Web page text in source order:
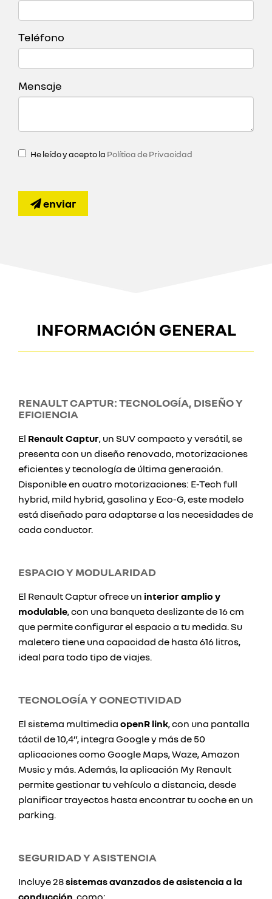
Teléfono
Mensaje
He leído y acepto la Política de Privacidad
enviar
INFORMACIÓN GENERAL
RENAULT CAPTUR: TECNOLOGÍA, DISEÑO Y
EFICIENCIA
El Renault Captur, un SUV compacto y versátil, se
presenta con un diseño renovado, motorizaciones
eficientes y tecnología de última generación.
Disponible en cuatro motorizaciones: E-Tech full
hybrid, mild hybrid, gasolina y Eco-G, este modelo
está diseñado para adaptarse a las necesidades de
cada conductor.
ESPACIO Y MODULARIDAD
El Renault Captur ofrece un interior amplio y
modulable, con una banqueta deslizante de 16 cm
que permite configurar el espacio a tu medida. Su
maletero tiene una capacidad de hasta 616 litros,
ideal para todo tipo de viajes.
TECNOLOGÍA Y CONECTIVIDAD
El sistema multimedia openR link, con una pantalla
táctil de 10,4”, integra Google y más de 50
aplicaciones como Google Maps, Waze, Amazon
Music y más. Además, la aplicación My Renault
permite gestionar tu vehículo a distancia, desde
planificar trayectos hasta encontrar tu coche en un
parking.
SEGURIDAD Y ASISTENCIA
Incluye 28sistemas avanzados de asistencia a la
conducción , como: